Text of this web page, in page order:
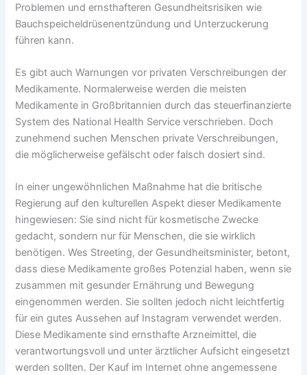
Problemen und ernsthafteren Gesundheitsrisiken wie
Bauchspeicheldrüsenentzündung und Unterzuckerung
führen kann.
Es gibt auch Warnungen vor privaten Verschreibungen der
Medikamente. Normalerweise werden die meisten
Medikamente in Großbritannien durch das steuerfinanzierte
System des National Health Service verschrieben. Doch
zunehmend suchen Menschen private Verschreibungen,
die möglicherweise gefälscht oder falsch dosiert sind.
In einer ungewöhnlichen Maßnahme hat die britische
Regierung auf den kulturellen Aspekt dieser Medikamente
hingewiesen: Sie sind nicht für kosmetische Zwecke
gedacht, sondern nur für Menschen, die sie wirklich
benötigen. Wes Streeting, der Gesundheitsminister, betont,
dass diese Medikamente großes Potenzial haben, wenn sie
zusammen mit gesunder Ernährung und Bewegung
eingenommen werden. Sie sollten jedoch nicht leichtfertig
für ein gutes Aussehen auf Instagram verwendet werden.
Diese Medikamente sind ernsthafte Arzneimittel, die
verantwortungsvoll und unter ärztlicher Aufsicht eingesetzt
werden sollten. Der Kauf im Internet ohne angemessene